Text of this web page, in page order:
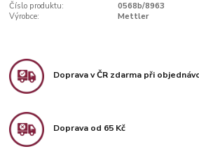
Číslo produktu:
0568b/8963
Výrobce:
Mettler
Doprava v ČR zdarma při
Doprava od 65 Kč